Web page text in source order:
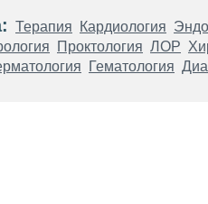
Терапия Кардиология
Проктология ЛОР
Гематология